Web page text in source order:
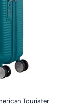
Tourister